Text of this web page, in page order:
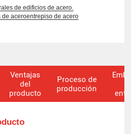
de edificios de acero.
de aceroentrepiso de acero
Ventajas
del
producto
Proceso de
producción